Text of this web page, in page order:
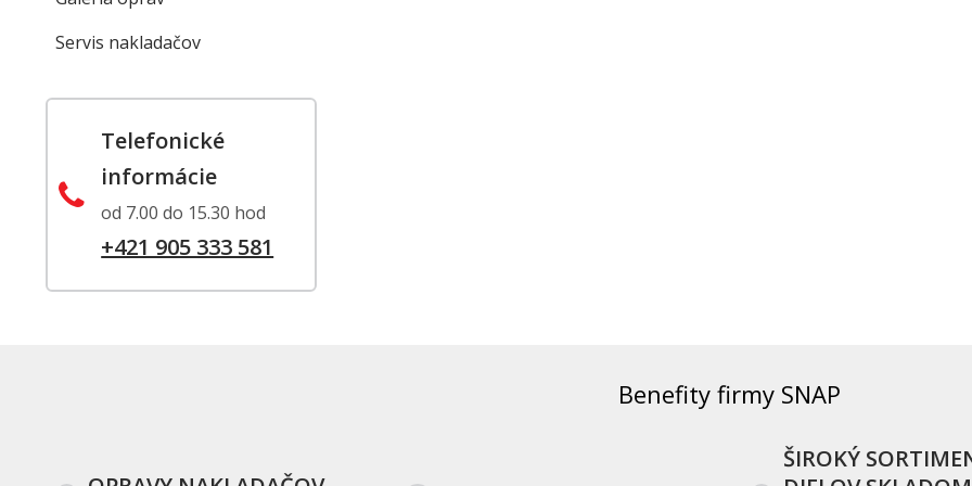
Servis nakladačov
Telefonické
informácie
od 7.00 do 15.30 hod
+421 905 333 581
Benefity firmy SNAP
ŠIROKÝ